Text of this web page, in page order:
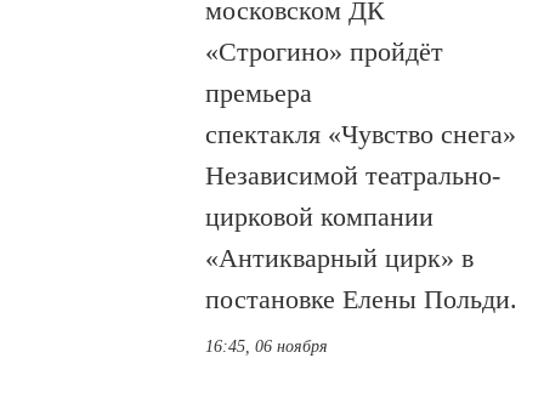
московском ДК
«Строгино» пройдёт
премьера
спектакля «Чувство снега»
Независимой театрально-
цирковой компании
«Антикварный цирк» в
постановке Елены Польди.
16:45, 06 ноября